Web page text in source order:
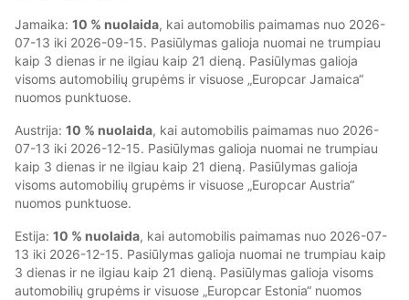
Jamaika: 10 % nuolaida, kai automobilis paimamas nuo 2026-
07-13 iki 2026-09-15. Pasiūlymas galioja nuomai ne trumpiau
kaip 3 dienas ir ne ilgiau kaip 21 dieną. Pasiūlymas galioja
visoms automobilių grupėms ir visuose „Europcar Jamaica“
nuomos punktuose.
Austrija: 10 % nuolaida, kai automobilis paimamas nuo 2026-
07-13 iki 2026-12-15. Pasiūlymas galioja nuomai ne trumpiau
kaip 3 dienas ir ne ilgiau kaip 21 dieną. Pasiūlymas galioja
visoms automobilių grupėms ir visuose „Europcar Austria“
nuomos punktuose.
Estija: 10 % nuolaida, kai automobilis paimamas nuo 2026-07-
13 iki 2026-12-15. Pasiūlymas galioja nuomai ne trumpiau kaip
3 dienas ir ne ilgiau kaip 21 dieną. Pasiūlymas galioja visoms
automobilių grupėms ir visuose „Europcar Estonia“ nuomos